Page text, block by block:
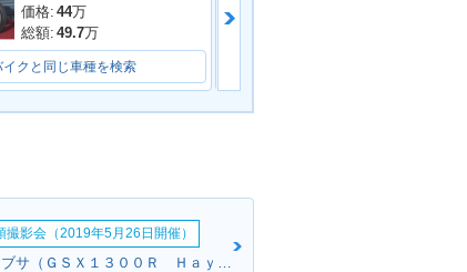
価格: 44万
総額: 49.7万
イクと同じ車種を検索
撮影会（2019年5月26日開催）
ブラウンさん:ハヤブサ（ＧＳＸ１３００Ｒ Ｈａｙａｂｕｓａ）(スズキ)